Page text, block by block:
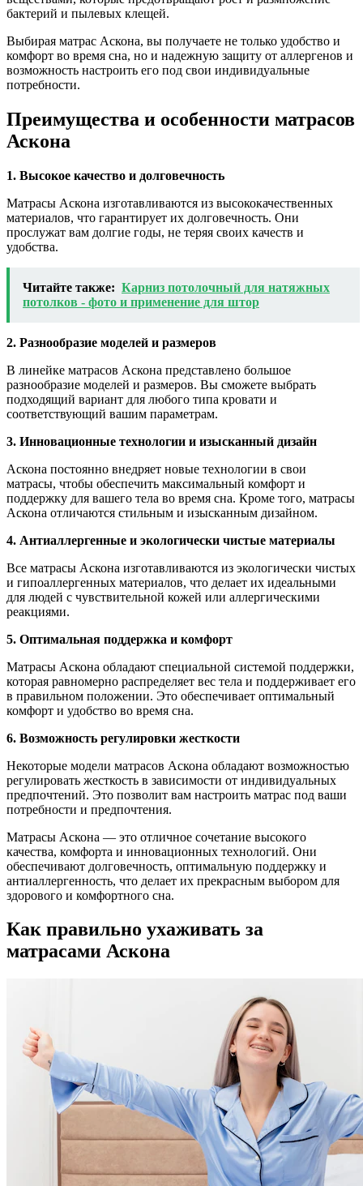
бактерий и пылевых клещей.
Выбирая матрас Аскона, вы получаете не только удобство и
комфорт во время сна, но и надежную защиту от аллергенов и
возможность настроить его под свои индивидуальные
потребности.
Преимущества и особенности матрасов
Аскона
1. Высокое качество и долговечность
Матрасы Аскона изготавливаются из высококачественных
материалов, что гарантирует их долговечность. Они
прослужат вам долгие годы, не теряя своих качеств и
удобства.
Читайте также: Карниз потолочный для натяжных
потолков - фото и применение для штор
2. Разнообразие моделей и размеров
В линейке матрасов Аскона представлено большое
разнообразие моделей и размеров. Вы сможете выбрать
подходящий вариант для любого типа кровати и
соответствующий вашим параметрам.
3. Инновационные технологии и изысканный дизайн
Аскона постоянно внедряет новые технологии в свои
матрасы, чтобы обеспечить максимальный комфорт и
поддержку для вашего тела во время сна. Кроме того, матрасы
Аскона отличаются стильным и изысканным дизайном.
4. Антиаллергенные и экологически чистые материалы
Все матрасы Аскона изготавливаются из экологически чистых
и гипоаллергенных материалов, что делает их идеальными
для людей с чувствительной кожей или аллергическими
реакциями.
5. Оптимальная поддержка и комфорт
Матрасы Аскона обладают специальной системой поддержки,
которая равномерно распределяет вес тела и поддерживает его
в правильном положении. Это обеспечивает оптимальный
комфорт и удобство во время сна.
6. Возможность регулировки жесткости
Некоторые модели матрасов Аскона обладают возможностью
регулировать жесткость в зависимости от индивидуальных
предпочтений. Это позволит вам настроить матрас под ваши
потребности и предпочтения.
Матрасы Аскона — это отличное сочетание высокого
качества, комфорта и инновационных технологий. Они
обеспечивают долговечность, оптимальную поддержку и
антиаллергенность, что делает их прекрасным выбором для
здорового и комфортного сна.
Как правильно ухаживать за
матрасами Аскона